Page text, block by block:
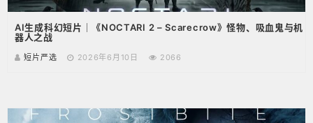
AI生成科幻短片｜《NOCTARI 2 – Scarecrow》怪物、吸血鬼与机
器人之战
短片严选 2026年6月10日 2066